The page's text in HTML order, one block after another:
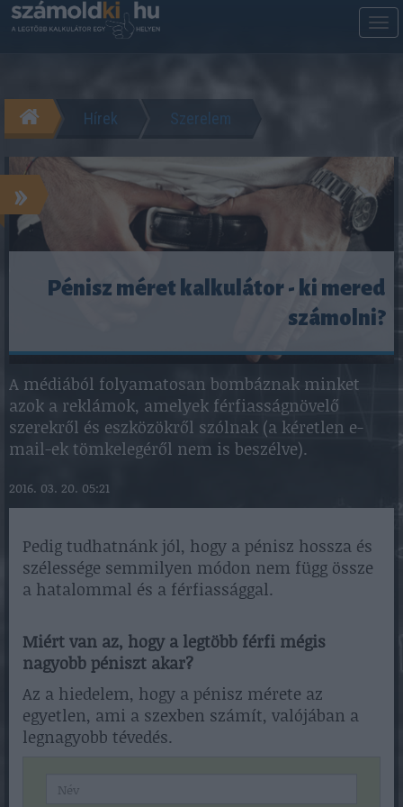
Hírek Szerelem
»
Pénisz méret kalkulátor - ki mered
számolni?
A médiából folyamatosan bombáznak minket
azok a reklámok, amelyek férfiasságnövelő
szerekről és eszközökről szólnak (a kéretlen e-
mail-ek tömkelegéről nem is beszélve).
2016. 03. 20. 05:21
Pedig tudhatnánk jól, hogy a pénisz hossza és
szélessége semmilyen módon nem függ össze
a hatalommal és a férfiassággal.
Miért van az, hogy a legtöbb férfi mégis
nagyobb péniszt akar?
Az a hiedelem, hogy a pénisz mérete az
egyetlen, ami a szexben számít, valójában a
legnagyobb tévedés.